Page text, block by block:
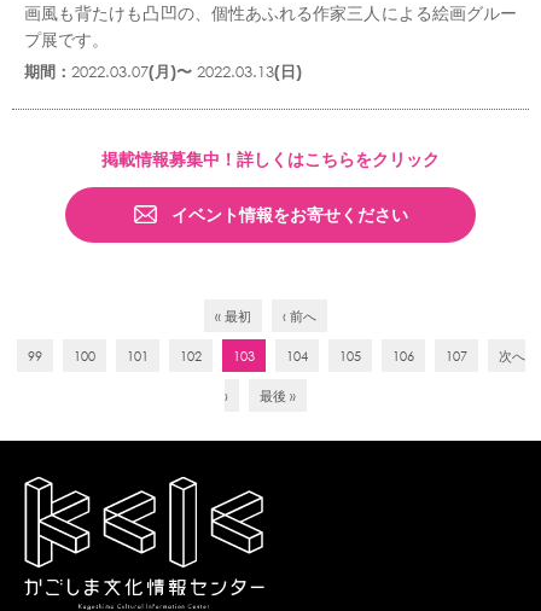
画風も背たけも凸凹の、個性あふれる作家三人による絵画グルー
プ展です。
期間： 2022.03.07(月)〜 2022.03.13(日)
掲載情報募集中！詳しくはこちらをクリック
イベント情報をお寄せください
« 最初 ‹ 前へ
99 100 101 102 103 104 105 106 107 次へ
› 最後 »